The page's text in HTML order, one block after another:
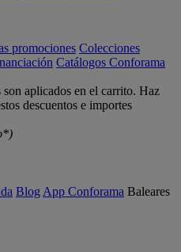
promociones Colecciones
Catálogos Conforama
aplicados en el carrito. Haz
descuentos e importes
Blog App Conforama Baleares